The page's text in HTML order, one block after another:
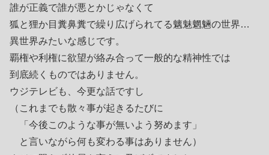
誰が正義で誰が悪とかじゃなくて
狐と狸か目糞鼻糞で繰り広げられてる魑魅魍魎の世界…
異世界みたいな感じです。
覇権や利権に欲望が絡み合って一般的な精神性では
到底続くものではありません。
ウジテレビも、今更な話ですし
（これまでも散々事が起きるたびに
「今後このような事が無いよう努めます」
と言いながら何も変わる事はありません）